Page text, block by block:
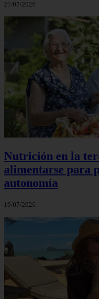
21/07/2026
Nutrición en la
alimentarse para
autonomía
19/07/2026